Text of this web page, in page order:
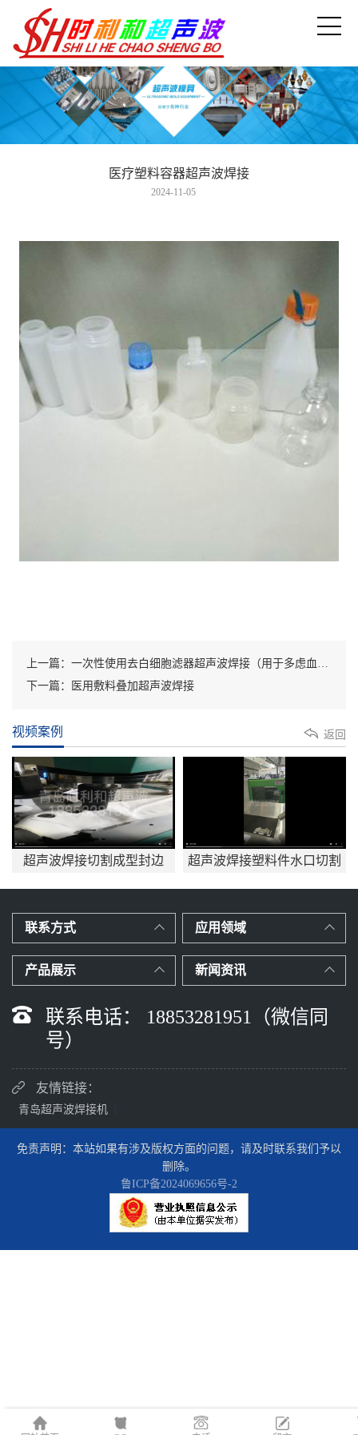
医疗塑料容器超声波焊接
2024-11-05
上一篇：一次性使用去白细胞滤器超声波焊接（用于多虑血液的白细胞过滤器材的超声波焊接工艺，采用超声波可以做到不漏气不漏液）
下一篇：医用敷料叠加超声波焊接
视频案例 返回
成型封边
超声波焊接塑料件水口切割
新能源备用电源
联系方式 应用领域
产品展示 新闻资讯
联系电话： 18853281951（微信同
号）
友情链接：
青岛超声波焊接机
免责声明：本站如果有涉及版权方面的问题，请及时联系我们予以
删除。
鲁ICP备2024069656号-2